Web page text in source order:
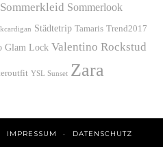
Sommerkleid Sommerlook
Städtetrip Tamaris Trend2017
Glam Lock Valentino Rockstud
YSL Sunset Zara
IMPRESSUM DATENSCHUTZ